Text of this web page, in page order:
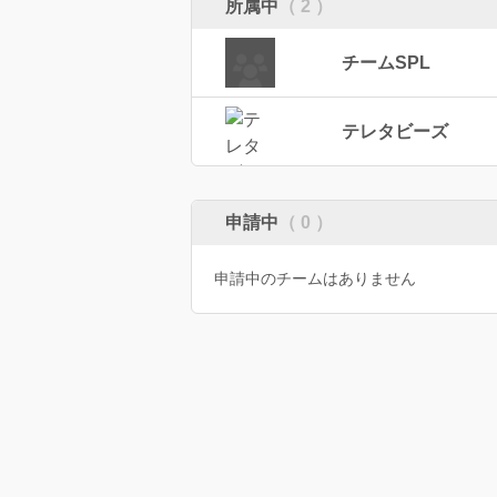
所属中 （ 2 ）
チームSPL
テレタビーズ
申請中 （ 0 ）
申請中のチームはありません